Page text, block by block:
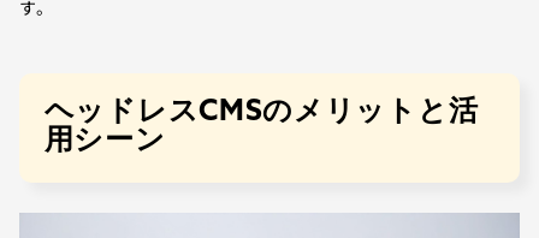
す。
ヘッドレスCMSのメリットと活
用シーン